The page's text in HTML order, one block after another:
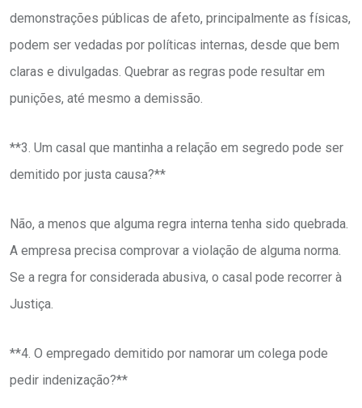
demonstrações públicas de afeto, principalmente as físicas,
podem ser vedadas por políticas internas, desde que bem
claras e divulgadas. Quebrar as regras pode resultar em
punições, até mesmo a demissão.
**3. Um casal que mantinha a relação em segredo pode ser
demitido por justa causa?**
Não, a menos que alguma regra interna tenha sido quebrada.
A empresa precisa comprovar a violação de alguma norma.
Se a regra for considerada abusiva, o casal pode recorrer à
Justiça.
**4. O empregado demitido por namorar um colega pode
pedir indenização?**